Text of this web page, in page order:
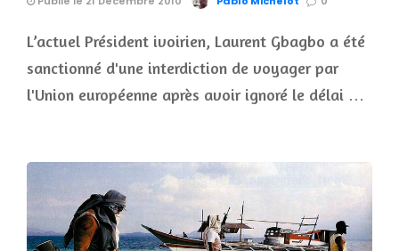
L’actuel Président ivoirien, Laurent Gbagbo a été
sanctionné d'une interdiction de voyager par
l'Union européenne après avoir ignoré le délai …